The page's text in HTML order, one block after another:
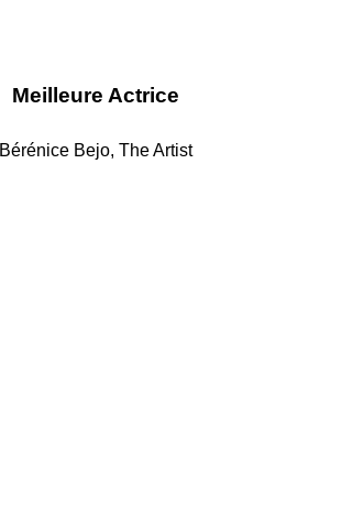
Meilleure Actrice
Bérénice Bejo, The Artist